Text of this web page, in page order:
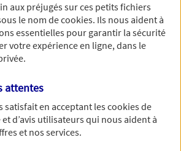
Non
plus d'informations,
aux préjugés sur ces petits fichiers
le nom decookies. Ils nous aident à
essentielles pour garantir la sécurité
votre expérience en ligne, dans le
attentes
satisfait en acceptant lescookiesde
et d’avis utilisateurs qui nous aident à
et nos services.